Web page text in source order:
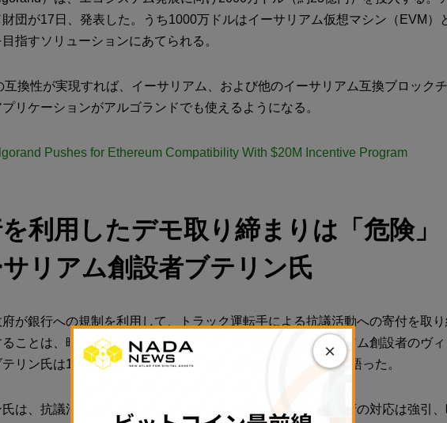
財団が17日、発表した。うち1000万ドルはイーサリアム仮想マシン（EVM）
指すソリューションにあてられる。
互換性が実現すれば、イーサリアム、および他のイーサリアム互換ブロック
リケーションがアルゴランドでも使えるようになる。
Pushes for Ethereum Compatibility With $20M Incentive Program
利用したデモ取り締まりは「危険」
リアム創設者ブテリン氏
府が銀行への規制を利用して、トラック運転手による抗議活動への寄付を取り
ることは、暗号資産が存在する理由を表しているとイーサリアム創設者のヴィ
テリン氏は18日、開催中のカンファレンス「ETHDenver」で語った。
は、抗議活動による違法行為には対応する法律があり、政府の対応は強引
×